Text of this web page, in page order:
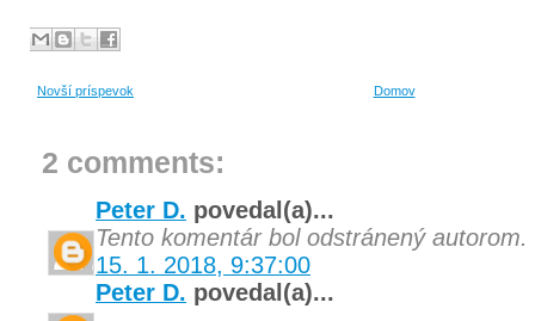
Novší príspevok Domov
2 comments:
Peter D. povedal(a)...
Tento komentár bol odstránený autorom.
15. 1. 2018, 9:37:00
Peter D. povedal(a)...